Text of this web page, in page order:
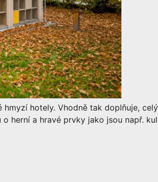
hotely. Vhodně tak doplňuje,
herní a hravé prvky jako jsou např.